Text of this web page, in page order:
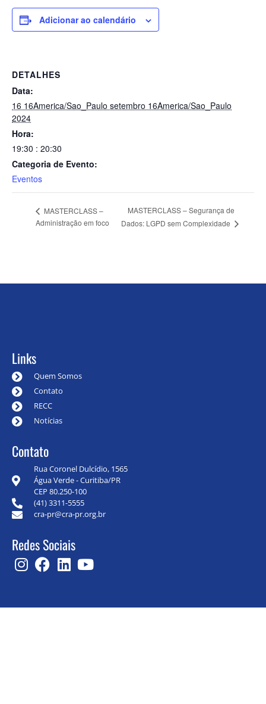
Adicionar ao calendário
DETALHES
Data:
16 16America/Sao_Paulo setembro 16America/Sao_Paulo
2024
Hora:
19:30 : 20:30
Categoria de Evento:
Eventos
MASTERCLASS –
Administração em foco
MASTERCLASS – Segurança de
Dados: LGPD sem Complexidade
Links
Quem Somos
Contato
RECC
Notícias
Contato
Rua Coronel Dulcídio, 1565
Água Verde - Curitiba/PR
CEP 80.250-100
(41) 3311-5555
cra-pr@cra-pr.org.br
Redes Sociais